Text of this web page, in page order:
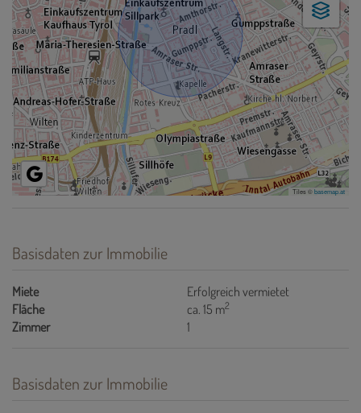
Tiles ©basemap.at
Basisdaten zur Immobilie
Miete
Erfolgreich vermietet
Fläche
ca. 15 m2
Zimmer 1
Basisdaten zur Immobilie